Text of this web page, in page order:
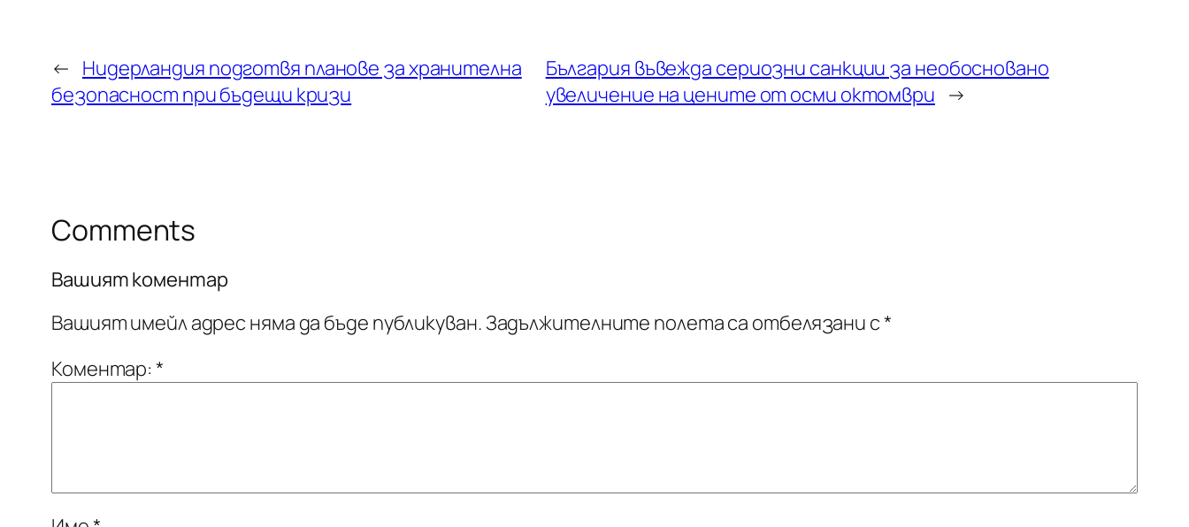
← Нидерландия подготвя планове за хранителна
безопасност при бъдещи кризи
България въвежда сериозни санкции за необосновано
увеличение на цените от осми октомври →
Comments
Вашият коментар
Вашият имейл адрес няма да бъде публикуван. Задължителните полета са отбелязани с*
Коментар:*